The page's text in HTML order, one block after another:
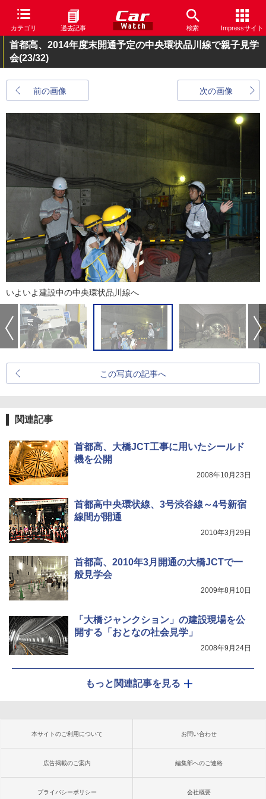
カテゴリ 過去記事 検索 Impressサイト
首都高、2014年度末開通予定の中央環状品川線で親子見学
会(23/32)
前の画像 次の画像
いよいよ建設中の中央環状品川線へ
この写真の記事へ
関連記事
首都高、大橋JCT工事に用いたシールド
機を公開
2008年10月23日
首都高中央環状線、3号渋谷線～4号新宿
線間が開通
2010年3月29日
首都高、2010年3月開通の大橋JCTで一
般見学会
2009年8月10日
「大橋ジャンクション」の建設現場を公
開する「おとなの社会見学」
2008年9月24日
もっと関連記事を見る
本サイトのご利用について お問い合わせ
広告掲載のご案内 編集部へのご連絡
プライバシーポリシー 会社概要